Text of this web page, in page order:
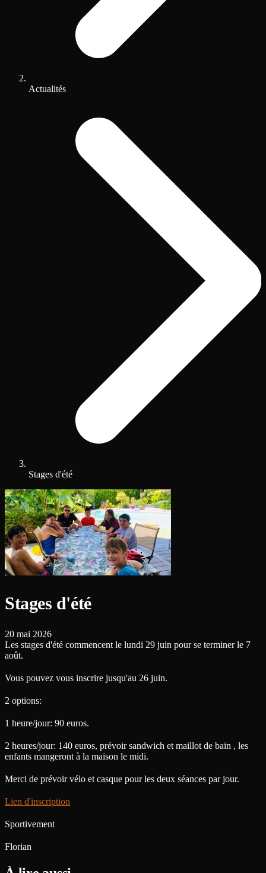
Actualités
Stages d'été
Stages d'été
20 mai 2026
Les stages d'été commencent le lundi 29 juin pour se terminer le 7
août.
Vous pouvez vous inscrire jusqu'au 26 juin.
2 options:
1 heure/jour: 90 euros.
2 heures/jour: 140 euros, prévoir sandwich et maillot de bain , les
enfants mangeront à la maison le midi.
Merci de prévoir vélo et casque pour les deux séances par jour.
Lien d'inscription
Sportivement
Florian